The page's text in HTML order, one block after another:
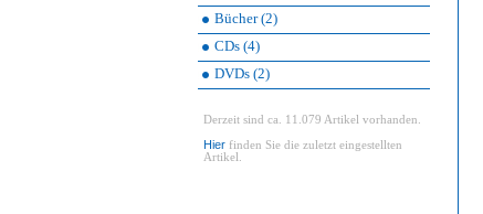
Bücher (2)
CDs (4)
DVDs (2)
Derzeit sind ca. 11.079 Artikel vorhanden.
Hier finden Sie die zuletzt eingestellten
Artikel.